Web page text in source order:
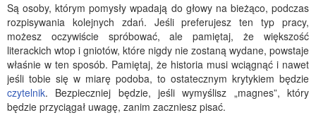
Są osoby, którym pomysły wpadają do głowy na bieżąco, podczas
rozpisywania kolejnych zdań. Jeśli preferujesz ten typ pracy,
możesz oczywiście spróbować, ale pamiętaj, że większość
literackich wtop i gniotów, które nigdy nie zostaną wydane, powstaje
właśnie w ten sposób. Pamiętaj, że historia musi wciągnąć i nawet
jeśli tobie się w miarę podoba, to ostatecznym krytykiem będzie
czytelnik. Bezpieczniej będzie, jeśli wymyślisz „magnes”, który
będzie przyciągał uwagę, zanim zaczniesz pisać.